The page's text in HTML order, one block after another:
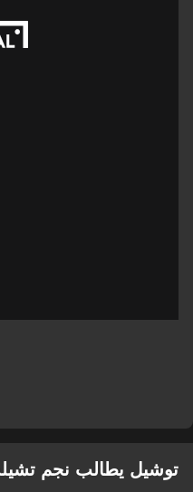
توشيل يطالب نجم